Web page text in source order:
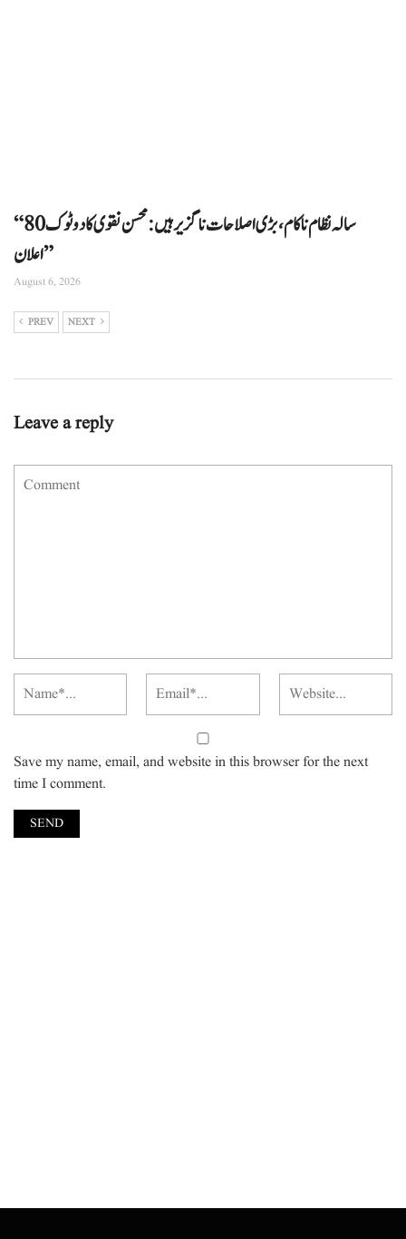
“80 سالہ نظام ناکام، بڑی اصلاحات ناگزیر ہیں: محسن نقوی کا دوٹوک
اعلان”
August 6, 2026
PREV NEXT
Leave a reply
Save my name, email, and website in this browser for the next
time I comment.